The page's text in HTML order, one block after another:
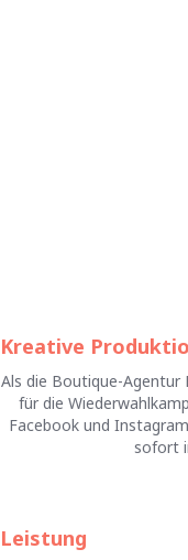
Kreative
Als die Boutique-Agentur
für die
Facebook und
sofort
Leistung